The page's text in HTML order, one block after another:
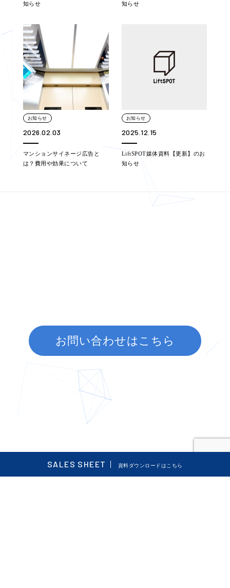
SALES SHEET 資料ダウンロードはこちら
知らせ
知らせ
お知らせ
2026.02.03
マンションサイネージ広告と
は？費用や効果について
お知らせ
2025.12.15
LiftSPOT媒体資料【更新】のお
知らせ
お問い合わせはこちら